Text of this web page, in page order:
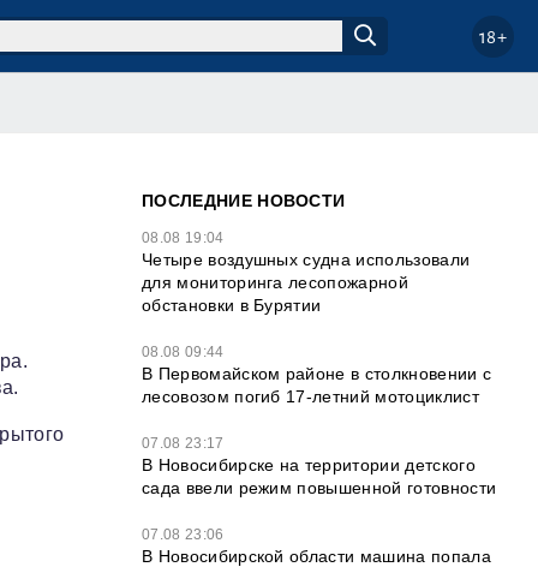
18+
ПОСЛЕДНИЕ НОВОСТИ
08.08 19:04
Четыре воздушных судна использовали
для мониторинга лесопожарной
обстановки в Бурятии
08.08 09:44
В Первомайском районе в столкновении с
лесовозом погиб 17-летний мотоциклист
07.08 23:17
В Новосибирске на территории детского
сада ввели режим повышенной готовности
07.08 23:06
В Новосибирской области машина попала